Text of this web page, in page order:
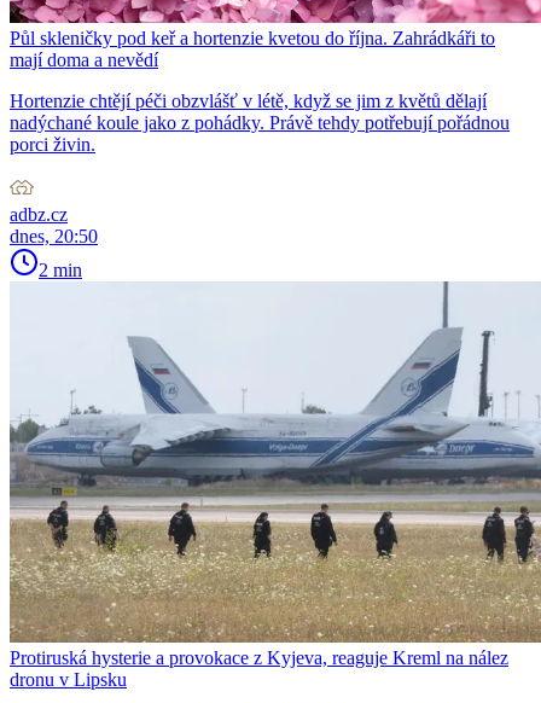
Půl skleničky pod keř a hortenzie kvetou do října. Zahrádkáři to
mají doma a nevědí
Hortenzie chtějí péči obzvlášť v létě, když se jim z květů dělají
nadýchané koule jako z pohádky. Právě tehdy potřebují pořádnou
porci živin.
adbz.cz
dnes, 20:50
2 min
Protiruská hysterie a provokace z Kyjeva, reaguje Kreml na nález
dronu v Lipsku